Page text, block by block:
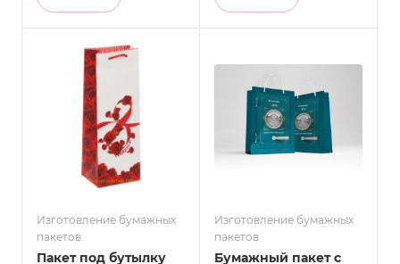
Изготовление бумажных
пакетов
Пакет под бутылку
Изготовление бумажных
пакетов
Бумажный пакет с